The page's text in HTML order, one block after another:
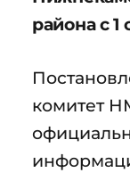
района с 1
комитет